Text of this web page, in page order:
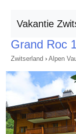
Vakantie
Grand Roc
Zwitserland › Alpen